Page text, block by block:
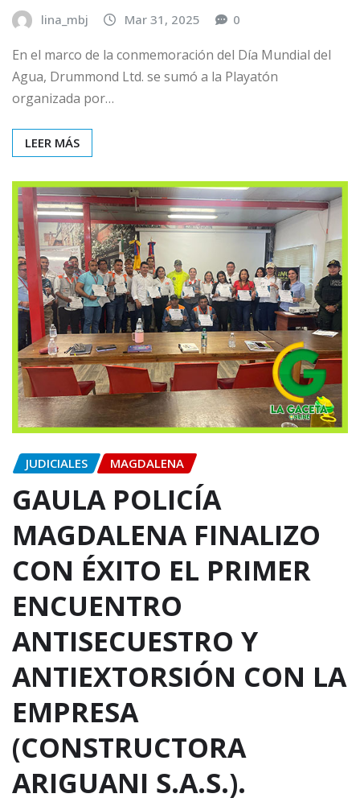
lina_mbj Mar 31, 2025 0
En el marco de la conmemoración del Día Mundial del
Agua, Drummond Ltd. se sumó a la Playatón
organizada por…
LEER MÁS
JUDICIALES MAGDALENA
GAULA POLICÍA
MAGDALENA FINALIZO
CON ÉXITO EL PRIMER
ENCUENTRO
ANTISECUESTRO Y
ANTIEXTORSIÓN CON LA
EMPRESA
(CONSTRUCTORA
ARIGUANI S.A.S.).